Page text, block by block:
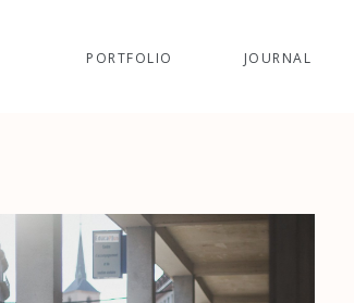
PORTFOLIO JOURNAL